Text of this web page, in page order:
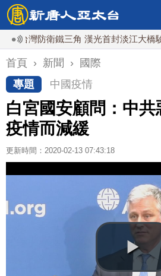
灣防衛鐵三角 漢光首封淡江大橋驗證阻
首頁 › 新聞 ›
國際
專題
中國疫情
白宮國安顧問：中共
疫情而減緩
更新時間：2020-02-13 07:43:18